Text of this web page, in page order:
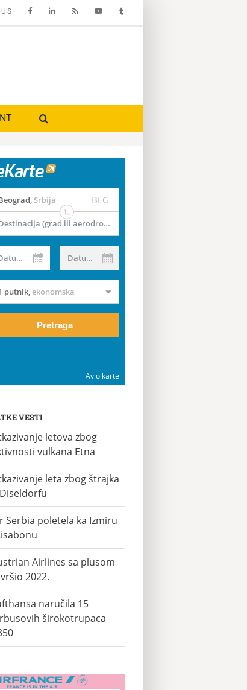
, Srbija BEG
Destinacija (grad ili aerodrom)
Datum od Datum do
putnik,ekonomska
Pretraga
Avio karte
VESTI
letova zbog
vulkana Etna
leta zbog štrajka
Serbia poletela ka Izmiru
Airlines sa plusom
2022.
naručila 15
širokotrupaca